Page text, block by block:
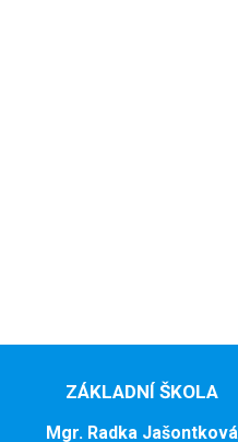
ZÁKLADNÍ ŠKOLA
Mgr. Radka Jašontková